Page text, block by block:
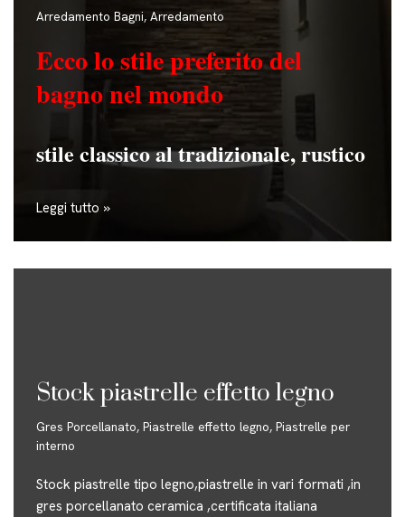
Arredamento Bagni, Arredamento
Ecco lo stile preferito del
bagnonel mondo
stile classico al tradizionale, rustico
Leggi tutto »
Stock piastrelle effetto legno
Gres Porcellanato, Piastrelle effetto legno, Piastrelle per
interno
Stock piastrelle tipo legno,piastrelle in vari formati ,in
gres porcellanato ceramica ,certificata italiana